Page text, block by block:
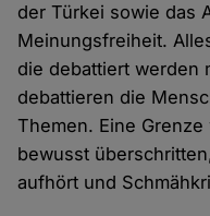
der Türkei sowie das
Meinungsfreiheit.
die debattiert werden
debattieren die
Themen. Eine
bewusst
aufhört und